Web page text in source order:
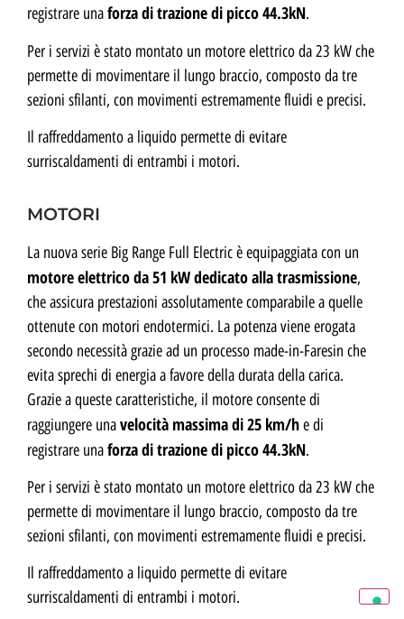
registrare unaforza di trazione di picco 44.3kN.
Per i servizi è stato montato un motore elettrico da 23 kW che
permette di movimentare il lungo braccio, composto da tre
sezioni sfilanti, con movimenti estremamente fluidi e precisi.
Il raffreddamento a liquido permette di evitare
surriscaldamenti di entrambi i motori.
MOTORI
La nuova serie Big Range Full Electric è equipaggiata con un
motore elettrico da 51 kWdedicato alla trasmissione,
che assicura prestazioni assolutamente comparabile a quelle
ottenute con motori endotermici. La potenza viene erogata
secondo necessità grazie ad un processo made-in-Faresin che
evita sprechi di energia a favore della durata della carica.
Grazie a queste caratteristiche, il motore consente di
raggiungere unavelocità massima di 25 km/he di
registrare unaforza di trazione di picco 44.3kN.
Per i servizi è stato montato un motore elettrico da 23 kW che
permette di movimentare il lungo braccio, composto da tre
sezioni sfilanti, con movimenti estremamente fluidi e precisi.
Il raffreddamento a liquido permette di evitare
surriscaldamenti di entrambi i motori.